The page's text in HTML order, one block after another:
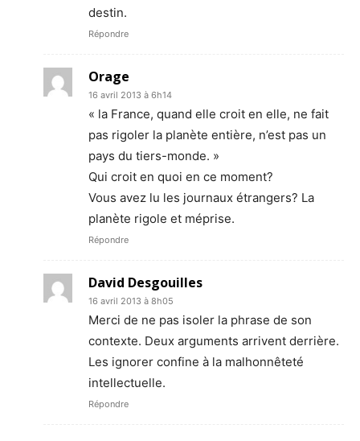
destin.
Répondre
Orage
16 avril 2013 à 6h14
« la France, quand elle croit en elle, ne fait
pas rigoler la planète entière, n’est pas un
pays du tiers-monde. »
Qui croit en quoi en ce moment?
Vous avez lu les journaux étrangers? La
planète rigole et méprise.
Répondre
David Desgouilles
16 avril 2013 à 8h05
Merci de ne pas isoler la phrase de son
contexte. Deux arguments arrivent derrière.
Les ignorer confine à la malhonnêteté
intellectuelle.
Répondre